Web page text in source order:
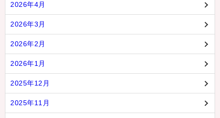
2026年4月
2026年3月
2026年2月
2026年1月
2025年12月
2025年11月